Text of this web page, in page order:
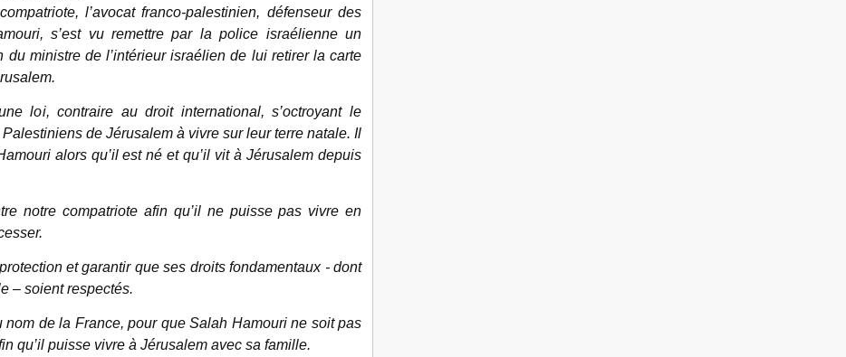
l’avocat franco-palestinien, défenseur des
s’est vu remettre par la police israélienne un
du ministre de l’intérieur israélien de lui retirer la carte
loi, contraire au droit international, s’octroyant le
de Jérusalem à vivre sur leur terre natale. Il
alors qu’il est né et qu’il vit à Jérusalem depuis
notre compatriote afin qu’il ne puisse pas vivre en
et garantir que ses droits fondamentaux - dont
– soient respectés.
de la France, pour que Salah Hamouri ne soit pas
qu’il puisse vivre à Jérusalem avec sa famille.